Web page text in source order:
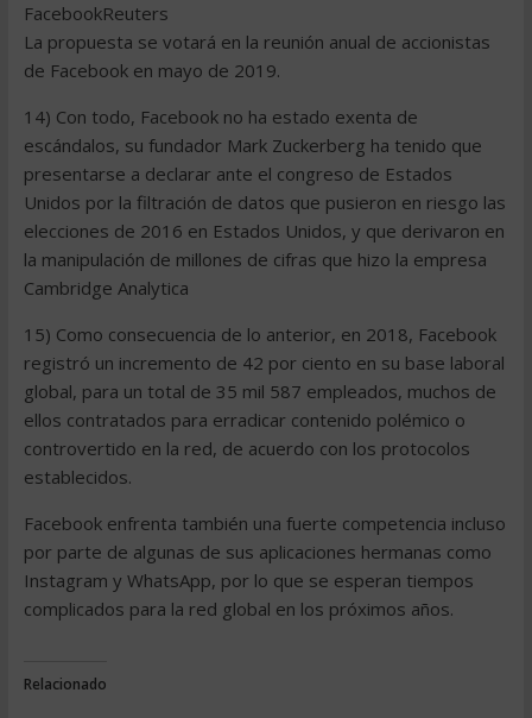
FacebookReuters
La propuesta se votará en la reunión anual de accionistas
de Facebook en mayo de 2019.
14) Con todo, Facebook no ha estado exenta de
escándalos, su fundador Mark Zuckerberg ha tenido que
presentarse a declarar ante el congreso de Estados
Unidos por la filtración de datos que pusieron en riesgo las
elecciones de 2016 en Estados Unidos, y que derivaron en
la manipulación de millones de cifras que hizo la empresa
Cambridge Analytica
15) Como consecuencia de lo anterior, en 2018, Facebook
registró un incremento de 42 por ciento en su base laboral
global, para un total de 35 mil 587 empleados, muchos de
ellos contratados para erradicar contenido polémico o
controvertido en la red, de acuerdo con los protocolos
establecidos.
Facebook enfrenta también una fuerte competencia incluso
por parte de algunas de sus aplicaciones hermanas como
Instagram y WhatsApp, por lo que se esperan tiempos
complicados para la red global en los próximos años.
Relacionado